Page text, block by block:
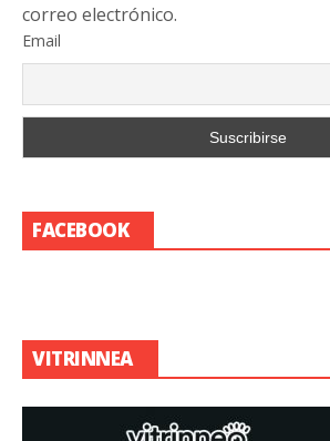
correo electrónico.
Email
FACEBOOK
VITRINNEA